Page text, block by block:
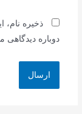
ذخیره نام،
دوباره دیدگاهی